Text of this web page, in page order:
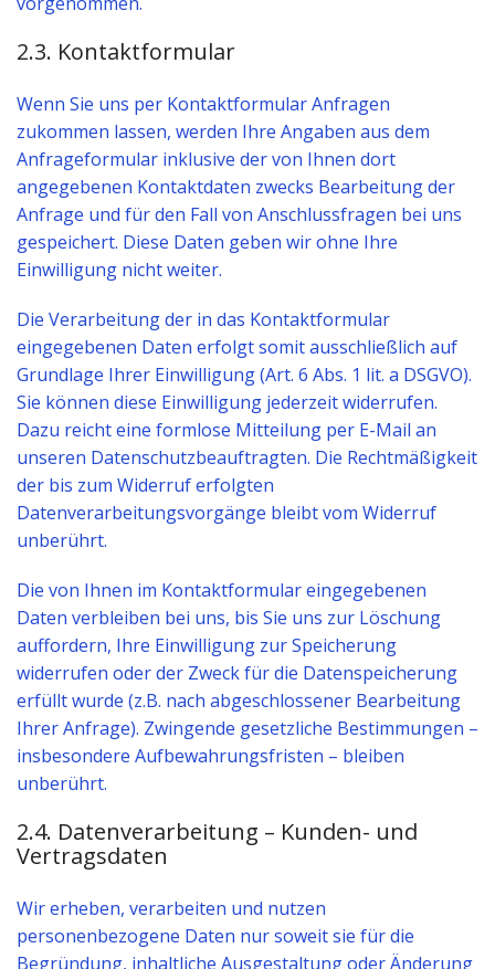
2.3. Kontaktformular
Wenn Sie uns per Kontaktformular Anfragen
zukommen lassen, werden Ihre Angaben aus dem
Anfrageformular inklusive der von Ihnen dort
angegebenen Kontaktdaten zwecks Bearbeitung der
Anfrage und für den Fall von Anschlussfragen bei uns
gespeichert. Diese Daten geben wir ohne Ihre
Einwilligung nicht weiter.
Die Verarbeitung der in das Kontaktformular
eingegebenen Daten erfolgt somit ausschließlich auf
Grundlage Ihrer Einwilligung (Art. 6 Abs. 1 lit. a DSGVO).
Sie können diese Einwilligung jederzeit widerrufen.
Dazu reicht eine formlose Mitteilung per E-Mail an
unseren Datenschutzbeauftragten. Die Rechtmäßigkeit
der bis zum Widerruf erfolgten
Datenverarbeitungsvorgänge bleibt vom Widerruf
unberührt.
Die von Ihnen im Kontaktformular eingegebenen
Daten verbleiben bei uns, bis Sie uns zur Löschung
auffordern, Ihre Einwilligung zur Speicherung
widerrufen oder der Zweck für die Datenspeicherung
erfüllt wurde (z.B. nach abgeschlossener Bearbeitung
Ihrer Anfrage). Zwingende gesetzliche Bestimmungen –
insbesondere Aufbewahrungsfristen – bleiben
unberührt.
2.4. Datenverarbeitung – Kunden- und
Vertragsdaten
Wir erheben, verarbeiten und nutzen
personenbezogene Daten nur soweit sie für die
Begründung, inhaltliche Ausgestaltung oder Änderung